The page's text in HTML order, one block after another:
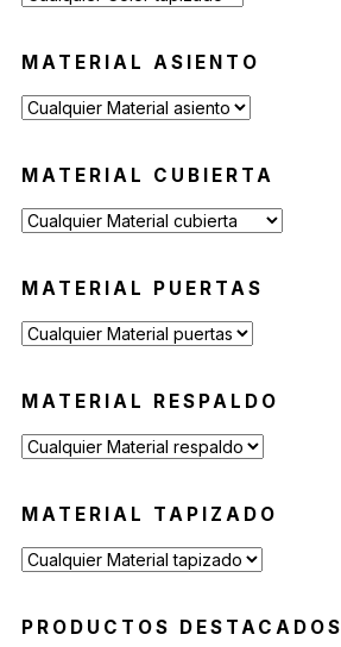
MATERIAL ASIENTO
MATERIAL CUBIERTA
MATERIAL PUERTAS
MATERIAL RESPALDO
MATERIAL TAPIZADO
PRODUCTOS DESTACADOS